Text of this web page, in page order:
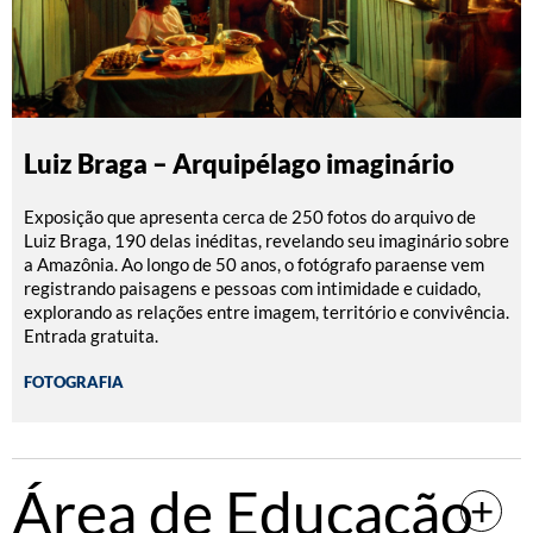
Luiz Braga – Arquipélago imaginário
Exposição que apresenta cerca de 250 fotos do arquivo de
Luiz Braga, 190 delas inéditas, revelando seu imaginário sobre
a Amazônia. Ao longo de 50 anos, o fotógrafo paraense vem
registrando paisagens e pessoas com intimidade e cuidado,
explorando as relações entre imagem, território e convivência.
Entrada gratuita.
FOTOGRAFIA
Área de Educação